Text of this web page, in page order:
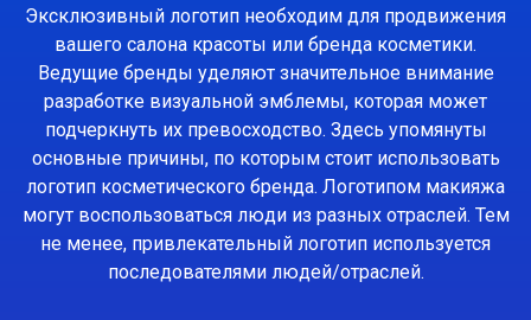
Эксклюзивный логотип необходим для продвижения
вашего салона красоты или бренда косметики.
Ведущие бренды уделяют значительное внимание
разработке визуальной эмблемы, которая может
подчеркнуть их превосходство. Здесь упомянуты
основные причины, по которым стоит использовать
логотип косметического бренда. Логотипом макияжа
могут воспользоваться люди из разных отраслей. Тем
не менее, привлекательный логотип используется
последователями людей/отраслей.